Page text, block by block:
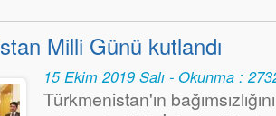
Milli Günü kutlandı
15 Ekim 2019 Salı - Okunma :
Türkmenistan'ın